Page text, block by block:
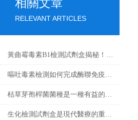
相關文章
RELEVANT ARTICLES
黃曲霉毒素B1檢測試劑盒揭秘！精準鎖定隱患
嘔吐毒素檢測如何完成酶聯免疫試驗
枯草芽孢桿菌菌種是一種有益的土壤微生物
生化檢測試劑盒是現代醫療的重要工具